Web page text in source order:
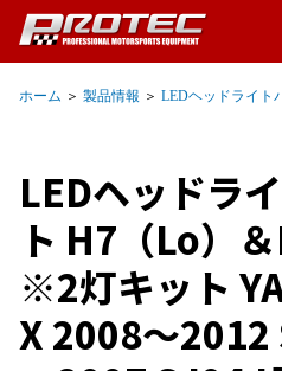
ホーム ＞ 製品情報 ＞ LEDヘッドライト
LEDヘッドラ
ト H7（Lo）
※2灯キット
X 2008～